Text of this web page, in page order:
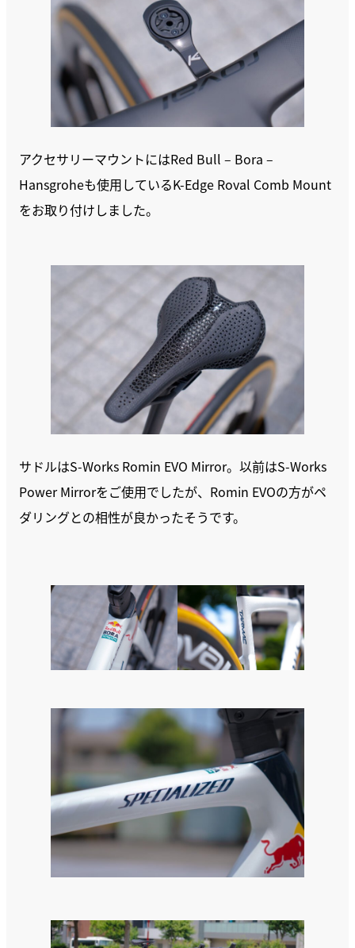
アクセサリーマウントにはRed Bull – Bora –
Hansgroheも使用しているK-Edge Roval Comb Mount
をお取り付けしました。
サドルはS-Works Romin EVO Mirror。以前はS-Works
Power Mirrorをご使用でしたが、Romin EVOの方がペ
ダリングとの相性が良かったそうです。